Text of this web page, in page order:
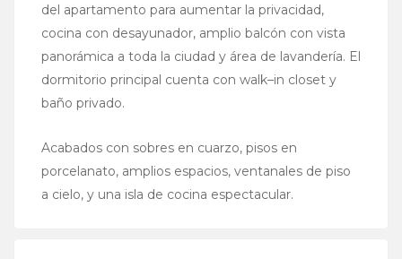
del apartamento para aumentar la privacidad,
cocina con desayunador, amplio balcón con vista
panorámica a toda la ciudad y área de lavandería. El
dormitorio principal cuenta con walk–in closet y
baño privado.
Acabados con sobres en cuarzo, pisos en
porcelanato, amplios espacios, ventanales de piso
a cielo, y una isla de cocina espectacular.